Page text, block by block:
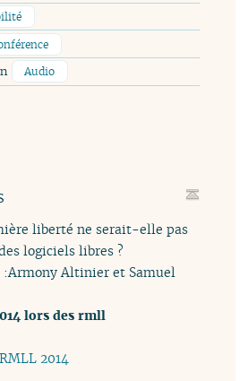
Audio
liberté ne serait-elle pas
logiciels libres ?
:Armony Altinier et Samuel
lors des rmll
2014